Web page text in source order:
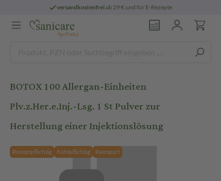
versandkostenfreiab 29 € und für E-Rezepte
BOTOX 100 Allergan-Einheiten
Plv.z.Her.e.Inj.-Lsg. 1 St Pulver zur
Herstellung einer Injektionslösung
Rezeptpflichtig Kühlpflichtig Reimport